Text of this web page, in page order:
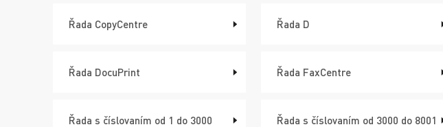
Řada CopyCentre Řada D
Řada DocuPrint Řada FaxCentre
Řada s číslovaním od 1 do 3000 Řada s číslovaním od 3000 do 8001